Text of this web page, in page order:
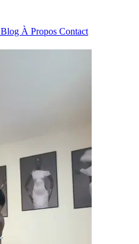
Blog À Propos Contact